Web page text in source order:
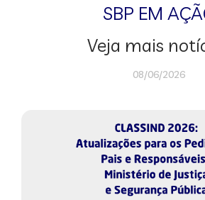
SBP EM
Veja mais
08/06/2026